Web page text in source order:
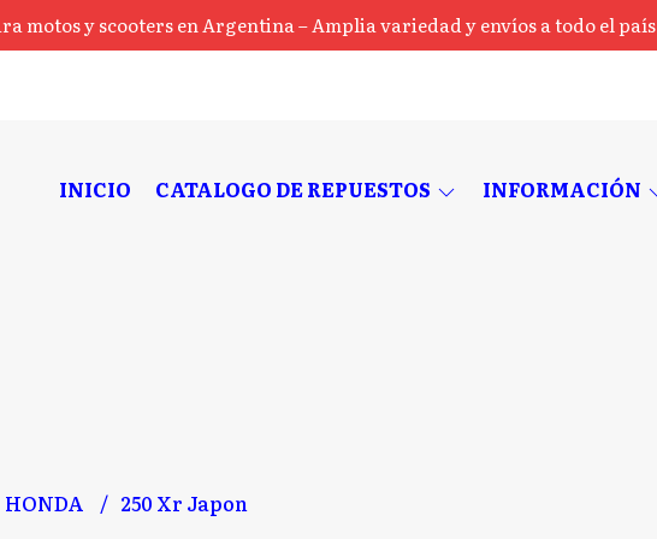
motos y scooters en Argentina – Amplia variedad y envíos a todo el país
INICIO CATALOGO DE REPUESTOS INFORMACIÓN
HONDA 250 Xr Japon